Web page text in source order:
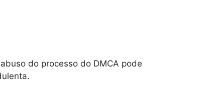
do processo do DMCA pode